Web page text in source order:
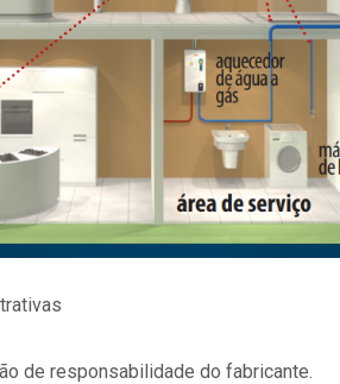
de responsabilidade do fabricante.